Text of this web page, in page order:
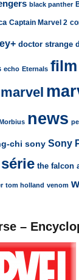
black panther
Captain Marvel 2
doctor strange
echo Eternals film
marvel
news
chi sony Sony
série the falcon
tom holland venom
–